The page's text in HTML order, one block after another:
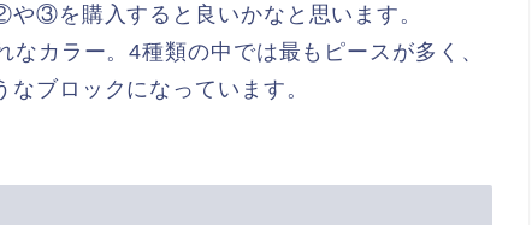
③を購入すると良いかなと思います。
カラー。4種類の中では最もピースが多く、
ブロックになっています。